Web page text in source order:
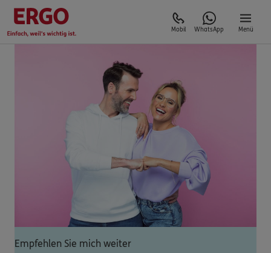
Mobil WhatsApp Menü
Empfehlen Sie mich weiter